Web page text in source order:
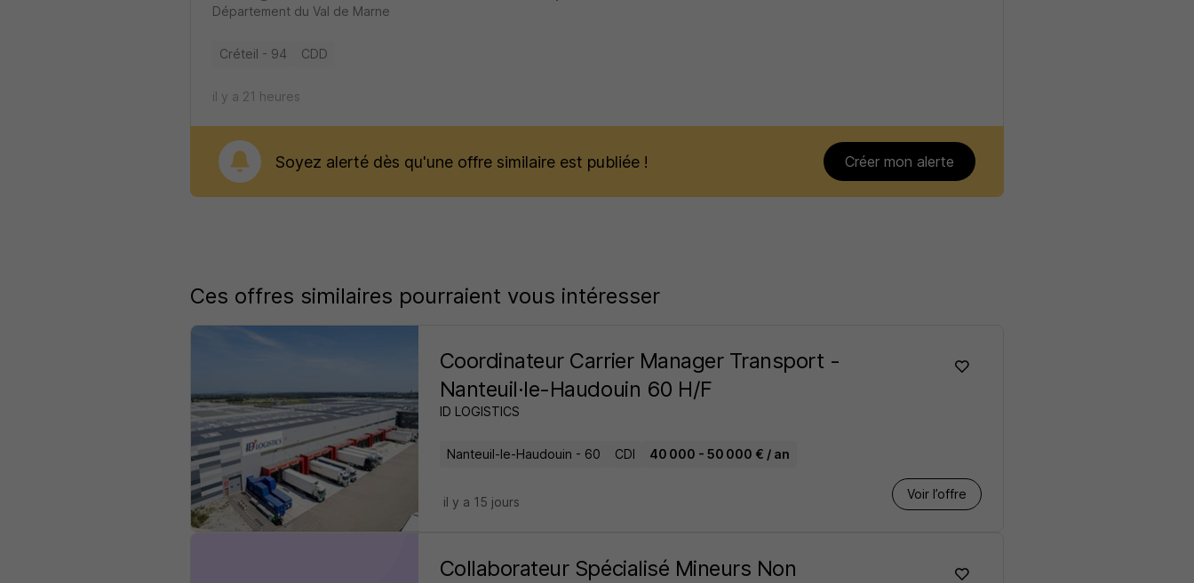
Département du Val de Marne
Créteil - 94 CDD
il y a 21 heures
Soyez alerté dès qu'une offre similaire est publiée ! Créer mon alerte
Ces offres similaires pourraient vous intéresser
Coordinateur Carrier Manager Transport -
Nanteuil·le-Haudouin 60 H/F
ID LOGISTICS
Nanteuil-le-Haudouin - 60 CDI 40 000 - 50 000 € / an
Voir l’offre
il y a 15 jours
Collaborateur Spécialisé Mineurs Non